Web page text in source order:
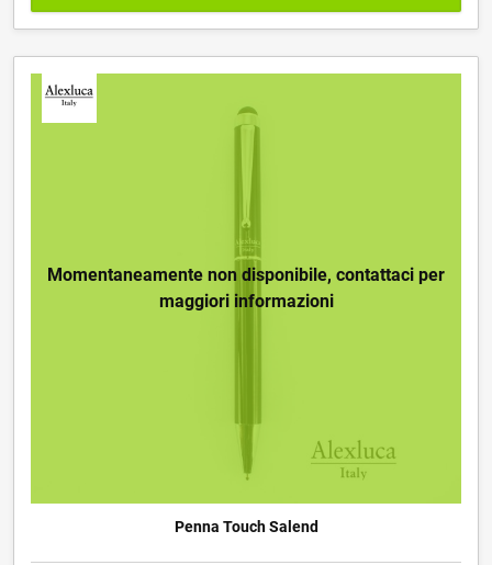
Momentaneamente non disponibile, contattaci per
maggiori informazioni
Penna Touch Salend